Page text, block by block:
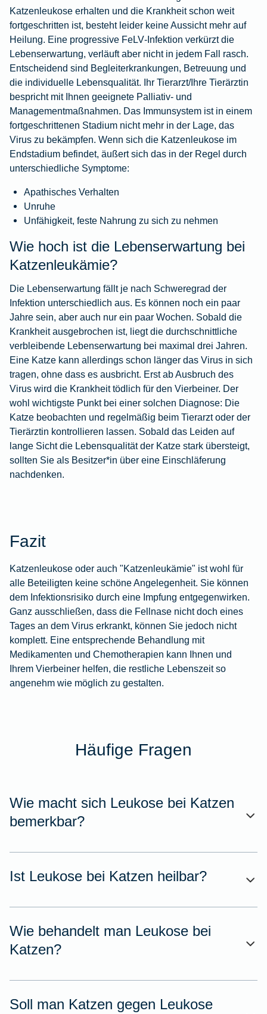
Katzenleukose erhalten und die Krankheit schon weit
fortgeschritten ist, besteht leider keine Aussicht mehr auf
Heilung. Eine progressive FeLV‑Infektion verkürzt die
Lebenserwartung, verläuft aber nicht in jedem Fall rasch.
Entscheidend sind Begleiterkrankungen, Betreuung und
die individuelle Lebensqualität. Ihr Tierarzt/Ihre Tierärztin
bespricht mit Ihnen geeignete Palliativ‑ und
Managementmaßnahmen. Das Immunsystem ist in einem
fortgeschrittenen Stadium nicht mehr in der Lage, das
Virus zu bekämpfen. Wenn sich die Katzenleukose im
Endstadium befindet, äußert sich das in der Regel durch
unterschiedliche Symptome:
Apathisches Verhalten
Unruhe
Unfähigkeit, feste Nahrung zu sich zu nehmen
Wie hoch ist die Lebenserwartung bei
Katzenleukämie?
Die Lebenserwartung fällt je nach Schweregrad der
Infektion unterschiedlich aus. Es können noch ein paar
Jahre sein, aber auch nur ein paar Wochen. Sobald die
Krankheit ausgebrochen ist, liegt die durchschnittliche
verbleibende Lebenserwartung bei maximal drei Jahren.
Eine Katze kann allerdings schon länger das Virus in sich
tragen, ohne dass es ausbricht. Erst ab Ausbruch des
Virus wird die Krankheit tödlich für den Vierbeiner. Der
wohl wichtigste Punkt bei einer solchen Diagnose: Die
Katze beobachten und regelmäßig beim Tierarzt oder der
Tierärztin kontrollieren lassen. Sobald das Leiden auf
lange Sicht die Lebensqualität der Katze stark übersteigt,
sollten Sie als Besitzer*in über eine Einschläferung
nachdenken.
Fazit
Katzenleukose oder auch "Katzenleukämie" ist wohl für
alle Beteiligten keine schöne Angelegenheit. Sie können
dem Infektionsrisiko durch eine Impfung entgegenwirken.
Ganz ausschließen, dass die Fellnase nicht doch eines
Tages an dem Virus erkrankt, können Sie jedoch nicht
komplett. Eine entsprechende Behandlung mit
Medikamenten und Chemotherapien kann Ihnen und
Ihrem Vierbeiner helfen, die restliche Lebenszeit so
angenehm wie möglich zu gestalten.
Häufige Fragen
Wie macht sich Leukose bei Katzen
bemerkbar?
Ist Leukose bei Katzen heilbar?
Wie behandelt man Leukose bei
Katzen?
Soll man Katzen gegen Leukose